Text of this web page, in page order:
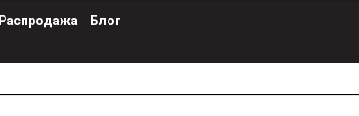
Распродажа
Блог